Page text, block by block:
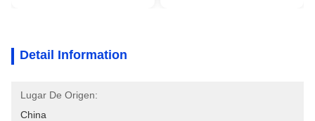
Detail Information
Lugar De Origen:
China